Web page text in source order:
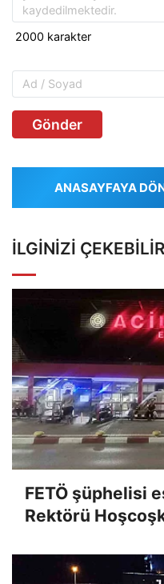
Gönder
ANASAYFAYA
İLGINIZI ÇEKEBILIR
FETÖ şüphelisi
Rektörü